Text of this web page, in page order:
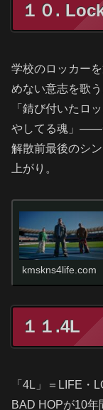
１０.
学校のロッカー
めない意志を歌う
「錆び付いたロ
やしてる魂」
解散前最後のシ
上がり。
kmskns4life.com
１１.4L
「4L」＝LIFE・
BAD HOPが10年